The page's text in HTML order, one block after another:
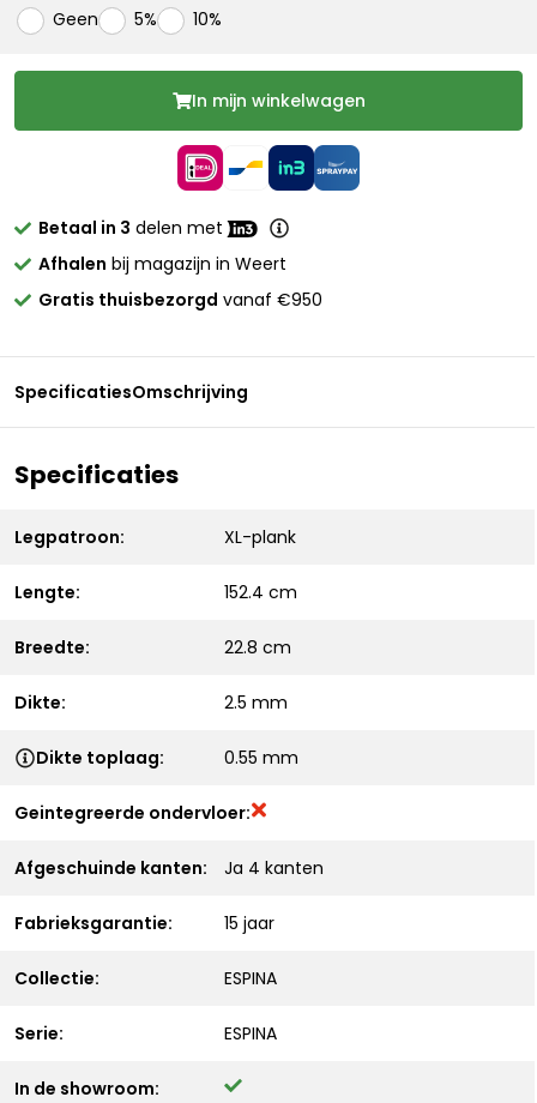
Geen 5% 10%
In mijn winkelwagen
Betaal in 3 delen met
Afhalen bij magazijn in Weert
Gratis thuisbezorgd vanaf €950
SpecificatiesOmschrijving
Specificaties
Legpatroon: XL-plank
Lengte: 152.4 cm
Breedte: 22.8 cm
Dikte: 2.5 mm
Dikte toplaag: 0.55 mm
Geintegreerde ondervloer:
Afgeschuinde kanten: Ja 4 kanten
Fabrieksgarantie: 15 jaar
Collectie: ESPINA
Serie: ESPINA
In de showroom: